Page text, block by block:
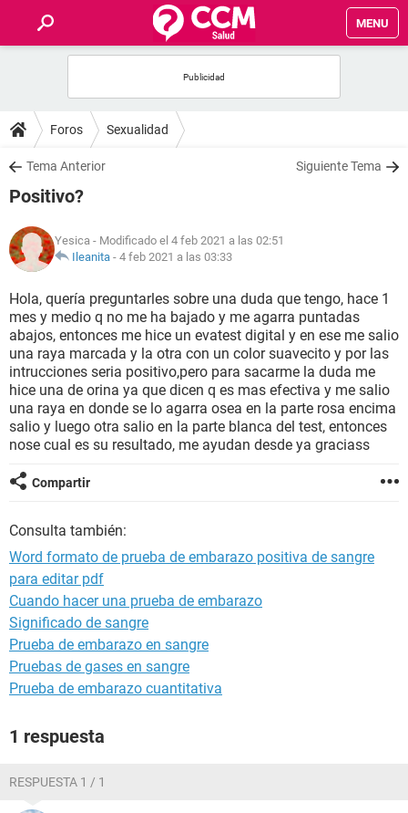
MENU
FOROS
SALUD
NUTRICIÓN
BIENESTAR
SEXUALIDAD
GLOSARIO
Foros Sexualidad
Tema Anterior Siguiente Tema
Positivo?
Yesica - Modificado el 4 feb 2021 a las 02:51
Ileanita - 4 feb 2021 a las 03:33
Hola, quería preguntarles sobre una duda que tengo, hace 1
mes y medio q no me ha bajado y me agarra puntadas
abajos, entonces me hice un evatest digital y en ese me salio
una raya marcada y la otra con un color suavecito y por las
intrucciones seria positivo,pero para sacarme la duda me
hice una de orina ya que dicen q es mas efectiva y me salio
una raya en donde se lo agarra osea en la parte rosa encima
salio y luego otra salio en la parte blanca del test, entonces
nose cual es su resultado, me ayudan desde ya graciass
Compartir
Consulta también:
Word formato de prueba de embarazo positiva de sangre
para editar pdf
Cuando hacer una prueba de embarazo
Significado de sangre
Prueba de embarazo en sangre
Pruebas de gases en sangre
Prueba de embarazo cuantitativa
1 respuesta
RESPUESTA 1 / 1